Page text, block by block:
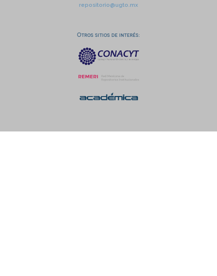
repositorio@ugto.mx
Otros sitios de interés: